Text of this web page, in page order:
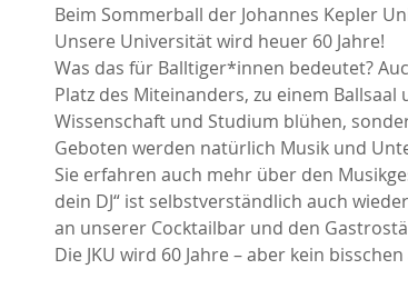
Beim Sommerball der Johannes Kepler
Unsere Universität wird heuer 60 Jahre!
Was das für Balltiger*innen bedeutet?
Platz des Miteinanders, zu einem
Wissenschaft und Studium blühen,
Geboten werden natürlich Musik und
Sie erfahren auch mehr über den
dein DJ“ ist selbstverständlich auch
an unserer Cocktailbar und den
Die JKU wird 60 Jahre – aber kein